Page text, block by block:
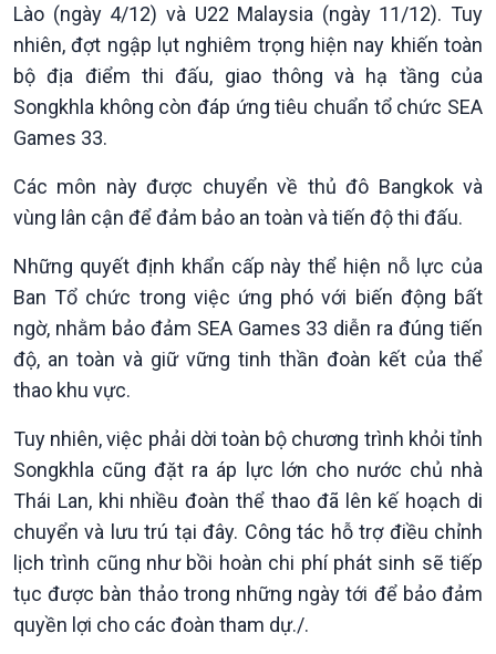
Tin Đời sống & Xã hội
360 độ Sức khỏe
Chuyển đổi Xanh
Tài nguyên và Môi trường
Chuyên gia của bạn
Xã hội chuyển động
Bước chân đến trường
Tin Khoa học & Công nghệ
Kết nối công nghệ
Sống chung với biến đổi
khí hậu
Văn hoá & Du lịch
Multimedia
Lào (ngày 4/12) và U22 Malaysia (ngày 11/12). Tuy
nhiên, đợt ngập lụt nghiêm trọng hiện nay khiến toàn
bộ địa điểm thi đấu, giao thông và hạ tầng của
Songkhla không còn đáp ứng tiêu chuẩn tổ chức SEA
Games 33.
Các môn này được chuyển về thủ đô Bangkok và
vùng lân cận để đảm bảo an toàn và tiến độ thi đấu.
Những quyết định khẩn cấp này thể hiện nỗ lực của
Ban Tổ chức trong việc ứng phó với biến động bất
ngờ, nhằm bảo đảm SEA Games 33 diễn ra đúng tiến
độ, an toàn và giữ vững tinh thần đoàn kết của thể
thao khu vực.
Tuy nhiên, việc phải dời toàn bộ chương trình khỏi tỉnh
Songkhla cũng đặt ra áp lực lớn cho nước chủ nhà
Thái Lan, khi nhiều đoàn thể thao đã lên kế hoạch di
chuyển và lưu trú tại đây. Công tác hỗ trợ điều chỉnh
lịch trình cũng như bồi hoàn chi phí phát sinh sẽ tiếp
tục được bàn thảo trong những ngày tới để bảo đảm
quyền lợi cho các đoàn tham dự./.